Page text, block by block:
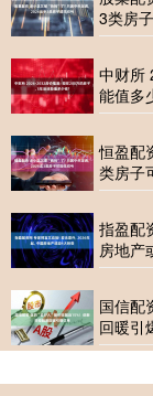
3类房
中财所
能值多
恒盈配
类房子
指盈配
房地产
国信配
回暖引